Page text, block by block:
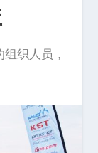
织人员，